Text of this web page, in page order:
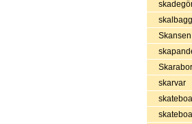
Skansen
skarvar